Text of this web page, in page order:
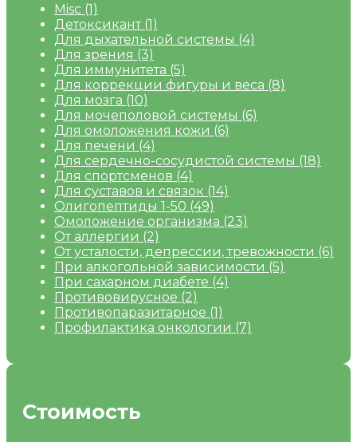
Misc (1)
Детоксикант (1)
Для дыхательной системы (4)
Для зрения (3)
Для иммунитета (5)
Для коррекции фигуры и веса (8)
Для мозга (10)
Для мочеполовой системы (6)
Для омоложения кожи (6)
Для печени (4)
Для сердечно-сосудистой системы (18)
Для спортсменов (4)
Для суставов и связок (14)
Олигопептиды 1-50 (49)
Омоложение организма (23)
От аллергии (2)
От усталости, депрессии, тревожности (6)
При алкогольной зависимости (5)
При сахарном диабете (4)
Противовирусное (2)
Противопаразитарное (1)
Профилактика онкологии (7)
Стоимость